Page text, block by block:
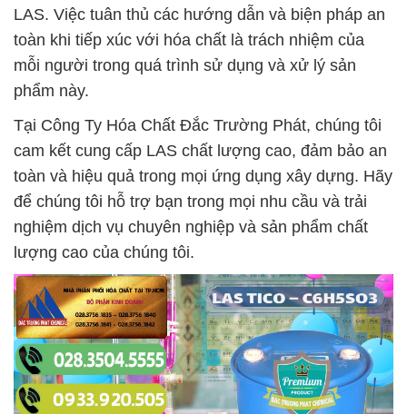
LAS. Việc tuân thủ các hướng dẫn và biện pháp an
toàn khi tiếp xúc với hóa chất là trách nhiệm của
mỗi người trong quá trình sử dụng và xử lý sản
phẩm này.
Tại Công Ty Hóa Chất Đắc Trường Phát, chúng tôi
cam kết cung cấp LAS chất lượng cao, đảm bảo an
toàn và hiệu quả trong mọi ứng dụng xây dựng. Hãy
để chúng tôi hỗ trợ bạn trong mọi nhu cầu và trải
nghiệm dịch vụ chuyên nghiệp và sản phẩm chất
lượng cao của chúng tôi.